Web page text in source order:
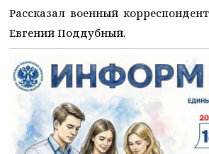
Рассказал военный
Евгений Поддубный.